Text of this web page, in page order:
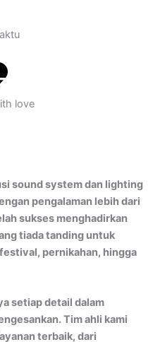
love
sound system dan lighting
pengalaman lebih dari
sukses menghadirkan
tiada tanding untuk
pernikahan, hingga
setiap detail dalam
Tim ahli kami
terbaik, dari